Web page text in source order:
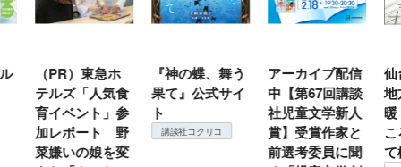
（PR）東急ホ
テルズ「人気食
育イベント」参
加レポート 野
菜嫌いの娘を変
『神の蝶、舞う
果て』公式サイ
ト
講談社コクリコ
アーカイブ配信
中【第67回講談
社児童文学新人
賞】受賞作家と
前選考委員に聞
仙
地
て